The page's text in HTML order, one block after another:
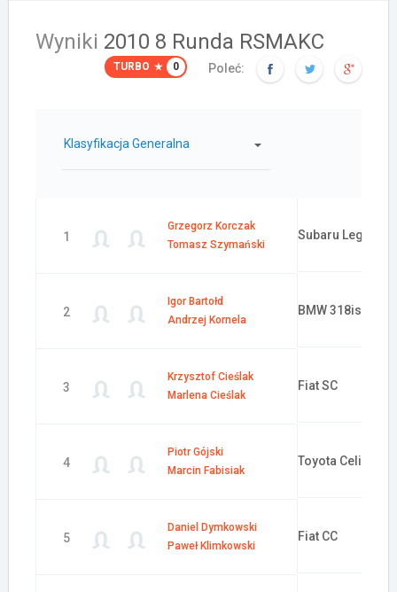
Wyniki 2010 8 Runda RSMAKC
TURBO 0 Poleć:
Klasyfikacja Generalna
1
Grzegorz Korczak
Tomasz Szymański
Subaru Legacy
2
Igor Bartołd
Andrzej Kornela
BMW 318is
3
Krzysztof Cieślak
Marlena Cieślak
Fiat SC
4
Piotr Gójski
Marcin Fabisiak
Toyota Celica
5
Daniel Dymkowski
Paweł Klimkowski
Fiat CC